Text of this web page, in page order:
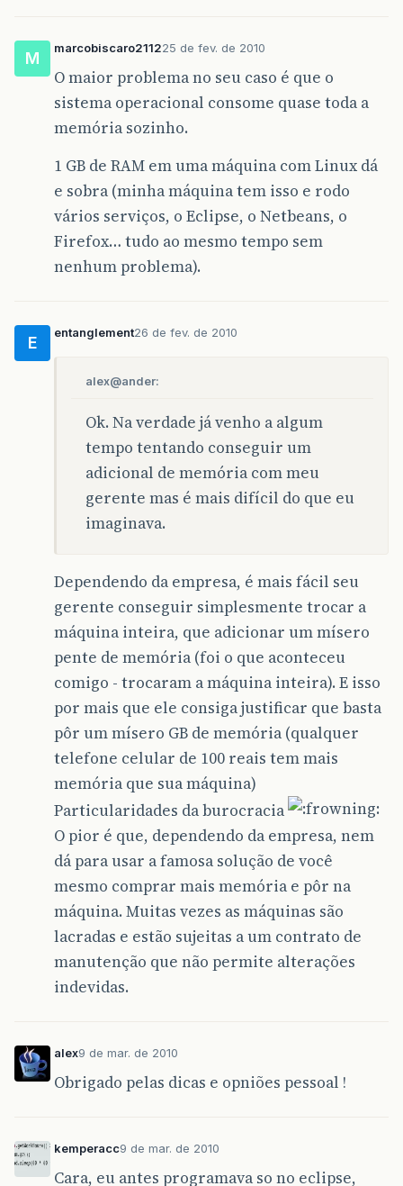
M
marcobiscaro211225 de fev. de 2010
O maior problema no seu caso é que o
sistema operacional consome quase toda a
memória sozinho.
1 GB de RAM em uma máquina com Linux dá
e sobra (minha máquina tem isso e rodo
vários serviços, o Eclipse, o Netbeans, o
Firefox… tudo ao mesmo tempo sem
nenhum problema).
E
entanglement26 de fev. de 2010
alex@ander:
Ok. Na verdade já venho a algum
tempo tentando conseguir um
adicional de memória com meu
gerente mas é mais difícil do que eu
imaginava.
Dependendo da empresa, é mais fácil seu
gerente conseguir simplesmente trocar a
máquina inteira, que adicionar um mísero
pente de memória (foi o que aconteceu
comigo - trocaram a máquina inteira). E isso
por mais que ele consiga justificar que basta
pôr um mísero GB de memória (qualquer
telefone celular de 100 reais tem mais
memória que sua máquina)
Particularidades da burocracia
O pior é que, dependendo da empresa, nem
dá para usar a famosa solução de você
mesmo comprar mais memória e pôr na
máquina. Muitas vezes as máquinas são
lacradas e estão sujeitas a um contrato de
manutenção que não permite alterações
indevidas.
alex9 de mar. de 2010
Obrigado pelas dicas e opniões pessoal !
kemperacc9 de mar. de 2010
Cara, eu antes programava so no eclipse,